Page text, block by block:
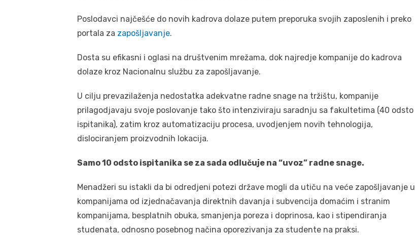
Poslodavci najčešće do novih kadrova dolaze putem preporuka svojih zaposlenih i preko
portala za zapošljavanje.
Dosta su efikasni i oglasi na društvenim mrežama, dok najredje kompanije do kadrova
dolaze kroz Nacionalnu službu za zapošljavanje.
U cilju prevazilaženja nedostatka adekvatne radne snage na tržištu, kompanije
prilagodjavaju svoje poslovanje tako što intenziviraju saradnju sa fakultetima (40 odsto
ispitanika), zatim kroz automatizaciju procesa, uvodjenjem novih tehnologija,
dislociranjem proizvodnih lokacija.
Samo 10 odsto ispitanika se za sada odlučuje na “uvoz” radne snage.
Menadžeri su istakli da bi odredjeni potezi države mogli da utiču na veće zapošljavanje u
kompanijama od izjednačavanja direktnih davanja i subvencija domaćim i stranim
kompanijama, besplatnih obuka, smanjenja poreza i doprinosa, kao i stipendiranja
studenata, odnosno posebnog načina oporezivanja za studente na praksi.